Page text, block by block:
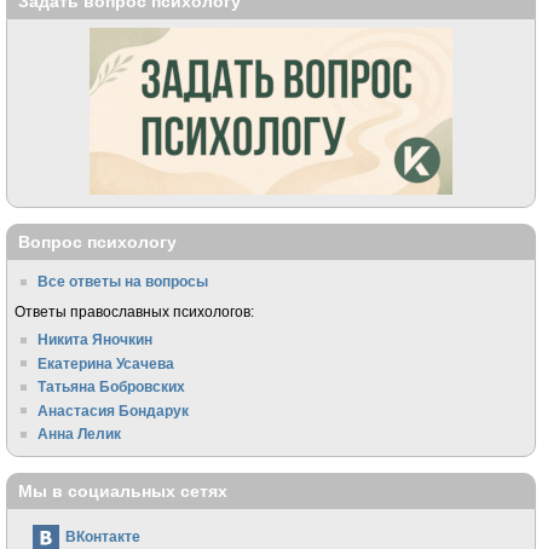
Вопрос психологу
Все ответы на вопросы
Ответы православных психологов:
Никита Яночкин
Екатерина Усачева
Татьяна Бобровских
Анастасия Бондарук
Анна Лелик
Мы в социальных сетях
ВКонтакте